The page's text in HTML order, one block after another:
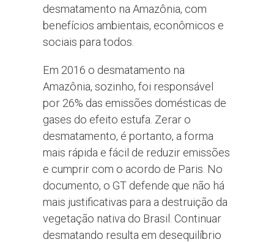
desmatamento na Amazônia, com
benefícios ambientais, econômicos e
sociais para todos.
Em 2016 o desmatamento na
Amazônia, sozinho, foi responsável
por 26% das emissões domésticas de
gases do efeito estufa. Zerar o
desmatamento, é portanto, a forma
mais rápida e fácil de reduzir emissões
e cumprir com o acordo de Paris. No
documento, o GT defende que não há
mais justificativas para a destruição da
vegetação nativa do Brasil. Continuar
desmatando resulta em desequilíbrio